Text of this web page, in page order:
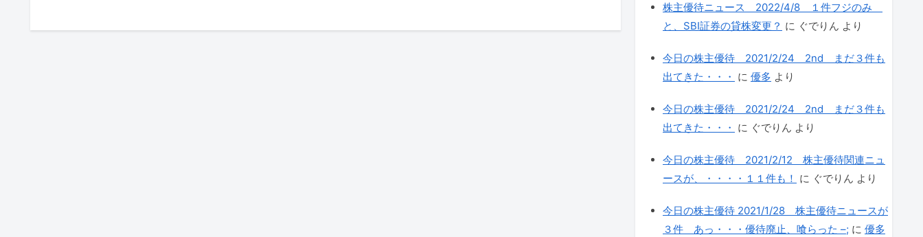
株主優待ニュース 2022/4/8 １件フジのみ
と、SBI証券の貸株変更？ に ぐでりん より
今日の株主優待 2021/2/24 2nd まだ３件も
出てきた・・・ に 優多 より
今日の株主優待 2021/2/24 2nd まだ３件も
出てきた・・・ に ぐでりん より
今日の株主優待 2021/2/12 株主優待関連ニュ
ースが、・・・・１１件も！ に ぐでりん より
今日の株主優待 2021/1/28 株主優待ニュースが
３件 あっ・・・優待廃止、喰らった –; に 優多